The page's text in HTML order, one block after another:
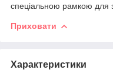
спеціальною рамкою для
Приховати
Характеристики